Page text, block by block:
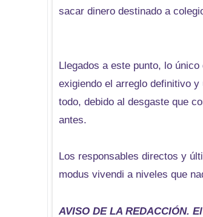
sacar dinero destinado a
Llegados a este punto, lo
exigiendo el arreglo definitivo
todo, debido al desgaste que
antes.
Los responsables directos y
modus vivendi a niveles que
AVISO DE LA REDACCIÓN.